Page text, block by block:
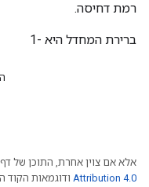
רמת דחיסה.
ברירת המחדל היא -1
אלא אם צוין אחרת, התוכן של דף
Attribution 4.0 ודוגמאות הקוד